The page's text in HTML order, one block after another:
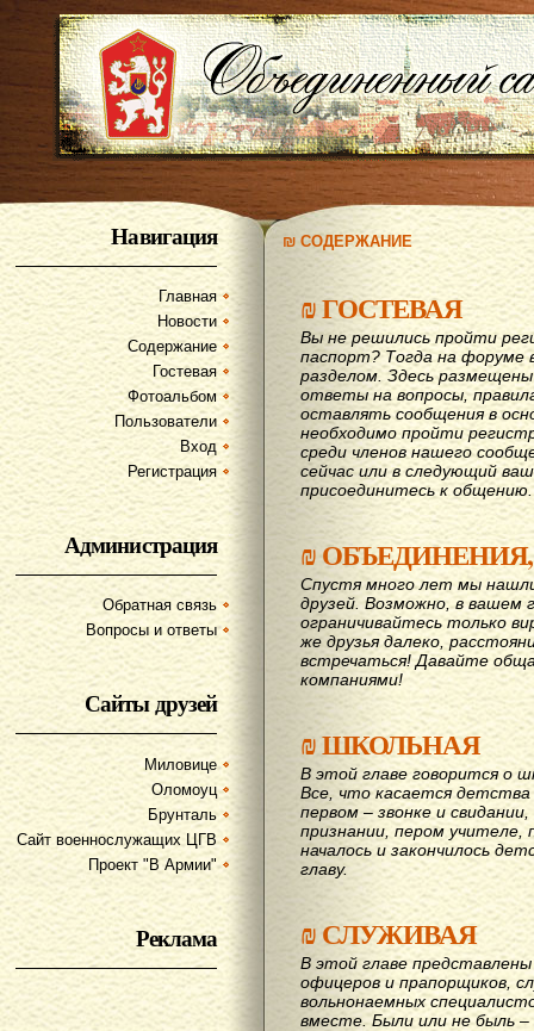
Навигация
Главная
Новости
Содержание
Гостевая
Фотоальбом
Пользователи
Вход
Регистрация
Администрация
Обратная связь
Вопросы и ответы
Сайты друзей
Миловице
Оломоуц
Брунталь
Сайт военнослужащих ЦГВ
Проект "В Армии"
Реклама
₪ СОДЕРЖАНИЕ
₪ГОСТЕВАЯ
Вы не решились пройти
паспорт? Тогда на форуме
разделом. Здесь
ответы на вопросы,
оставлять сообщения в
необходимо пройти
среди членов нашего
сейчас или в следующий
присоединитесь к общению.
₪
Спустя много лет мы
друзей. Возможно, в вашем
ограничивайтесь только
же друзья далеко,
вcтречаться! Давайте
компаниями!
₪ШКОЛЬНАЯ
В этой главе говорится о
Все, что касается
первом – звонке и
признании, пером учителе,
началось и закончилось
главу.
₪СЛУЖИВАЯ
В этой главе
офицеров и прапорщиков,
вольнонаемных
вместе. Были или не быль –